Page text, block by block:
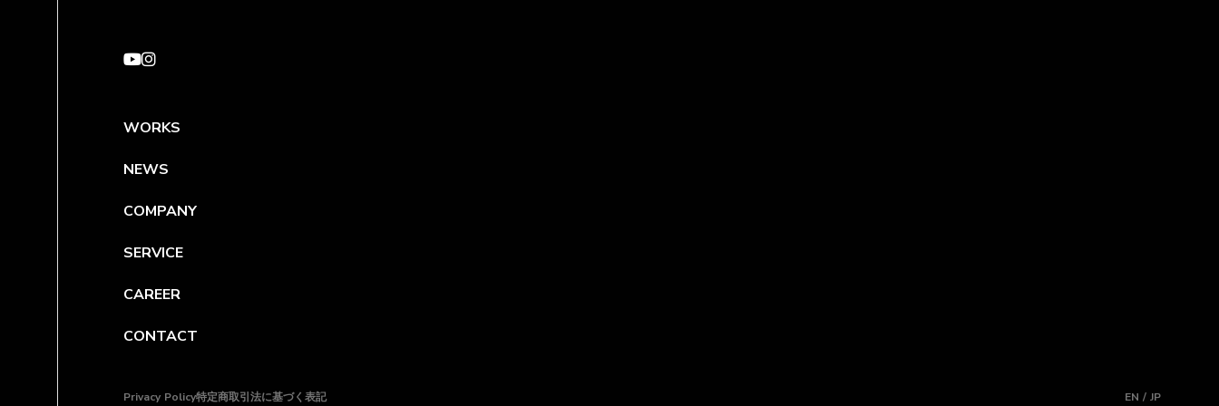
WORKS
NEWS
COMPANY
SERVICE
CAREER
CONTACT
Privacy Policy特定商取引法に基づく表記
EN / JP